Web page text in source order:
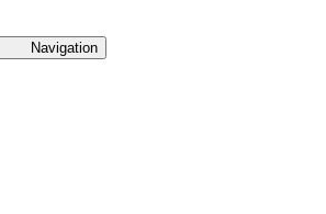
Navigation